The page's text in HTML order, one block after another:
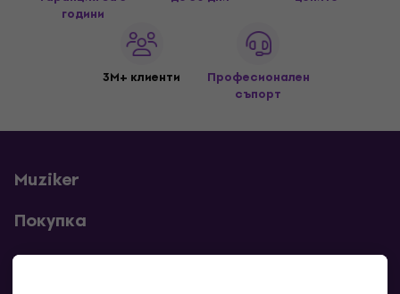
години
3M+ клиенти
Професионален
съпорт
Muziker
Покупка
Полезни линкове